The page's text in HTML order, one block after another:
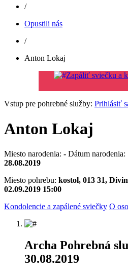
/
Opustili nás
/
Anton Lokaj
Zapáliť sviečku a
Vstup pre pohrebné služby: Prihlásiť
Anton Lokaj
Miesto narodenia: - Dátum narodenia:
28.08.2019
Miesto pohrebu: kostol, 013 31,
02.09.2019 15:00
Kondolencie a zapálené sviečky O
Archa Pohrebná
30.08.2019